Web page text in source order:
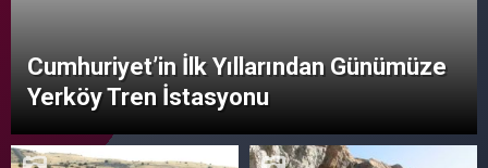
Cumhuriyet’in İlk Yıllarından Günümüze
Yerköy Tren İstasyonu